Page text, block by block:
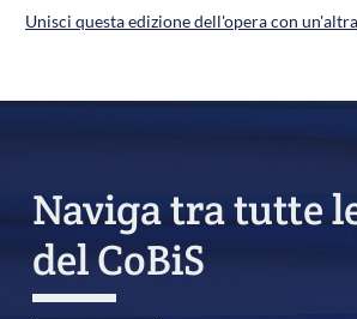
Unisci questa edizione dell'opera con un'altra
Naviga tra tutte
del CoBiS